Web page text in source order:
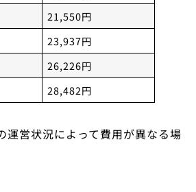
21,550円
23,937円
26,226円
28,482円
営状況によって費用が異なる場